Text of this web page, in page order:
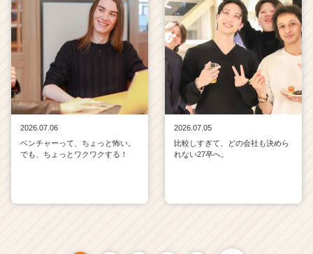
2026.07.06
ベンチャーって、ちょっと怖い。
でも、ちょっとワクワクする！
2026.07.05
比較しすぎて、どの会社も決めら
れない27卒へ。